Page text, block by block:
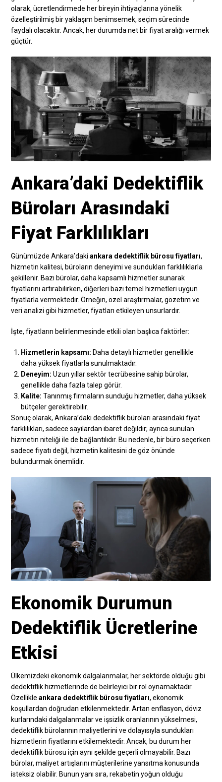
olarak, ücretlendirmede her bireyin ihtiyaçlarına yönelik
özelleştirilmiş bir yaklaşım benimsemek, seçim sürecinde
faydalı olacaktır. Ancak, her durumda net bir fiyat aralığı vermek
güçtür.
Ankara’daki Dedektiflik
Büroları Arasındaki
Fiyat Farklılıkları
Günümüzde Ankara’dakiankara dedektiflik bürosu fiyatları,
hizmetin kalitesi, büroların deneyimi ve sundukları farklılıklarla
şekillenir. Bazı bürolar, daha kapsamlı hizmetler sunarak
fiyatlarını artırabilirken, diğerleri bazı temel hizmetleri uygun
fiyatlarla vermektedir. Örneğin, özel araştırmalar, gözetim ve
veri analizi gibi hizmetler, fiyatları etkileyen unsurlardır.
İşte, fiyatların belirlenmesinde etkili olan başlıca faktörler:
Hizmetlerin kapsamı: Daha detaylı hizmetler genellikle
daha yüksek fiyatlarla sunulmaktadır.
Deneyim: Uzun yıllar sektör tecrübesine sahip bürolar,
genellikle daha fazla talep görür.
Kalite: Tanınmış firmaların sunduğu hizmetler, daha yüksek
bütçeler gerektirebilir.
Sonuç olarak, Ankara’daki dedektiflik büroları arasındaki fiyat
farklılıkları, sadece sayılardan ibaret değildir; ayrıca sunulan
hizmetin niteliği ile de bağlantılıdır. Bu nedenle, bir büro seçerken
sadece fiyatı değil, hizmetin kalitesini de göz önünde
bulundurmak önemlidir.
Ekonomik Durumun
Dedektiflik Ücretlerine
Etkisi
Ülkemizdeki ekonomik dalgalanmalar, her sektörde olduğu gibi
dedektiflik hizmetlerinde de belirleyici bir rol oynamaktadır.
Özellikleankara dedektiflik bürosu fiyatları, ekonomik
koşullardan doğrudan etkilenmektedir. Artan enflasyon, döviz
kurlarındaki dalgalanmalar ve işsizlik oranlarının yükselmesi,
dedektiflik bürolarının maliyetlerini ve dolayısıyla sundukları
hizmetlerin fiyatlarını etkilemektedir. Ancak, bu durum her
dedektiflik bürosu için aynı şekilde geçerli olmayabilir. Bazı
bürolar, maliyet artışlarını müşterilerine yansıtma konusunda
isteksiz olabilir. Bunun yanı sıra, rekabetin yoğun olduğu